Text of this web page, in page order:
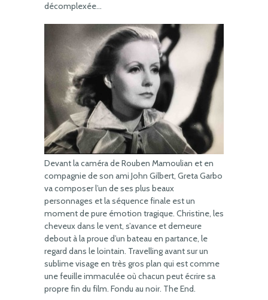
décomplexée…
Devant la caméra de Rouben Mamoulian et en
compagnie de son ami John Gilbert, Greta Garbo
va composer l’un de ses plus beaux
personnages et la séquence finale est un
moment de pure émotion tragique. Christine, les
cheveux dans le vent, s’avance et demeure
debout à la proue d’un bateau en partance, le
regard dans le lointain. Travelling avant sur un
sublime visage en très gros plan qui est comme
une feuille immaculée où chacun peut écrire sa
propre fin du film. Fondu au noir. The End.